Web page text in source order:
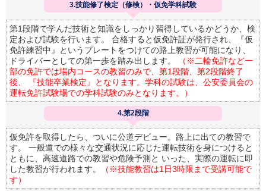
3.技能修了検定（修検）・仮免学科試験
第1段階で学んだ技術と知識をしっかり習得しているかどうか、検
定および試験を行います。 合格すると仮免許証が発行され、『仮
免許練習中』というプレートをつけての路上教習が可能になり、
ドライバーとしての第一歩を踏み出します。
（※二輪免許など一
部の免許では場内コースの教習のみで、第1段階、第2段階終了
後、 『技能卒業検定』となります。学科の試験は、公安委員会の
運転免許試験場での学科試験のみとなります。）
4.第2段階
仮免許を取得したら、ついに公道デビュー。路上に出ての教習で
す。 一般道での様々な交通状況に応じた運転技術を身につけると
ともに、高速道路での教習や危険予測と いった、実際の運転に即
した教習が行われます。
（※技能教習は1日3時限まで受講可能で
す）